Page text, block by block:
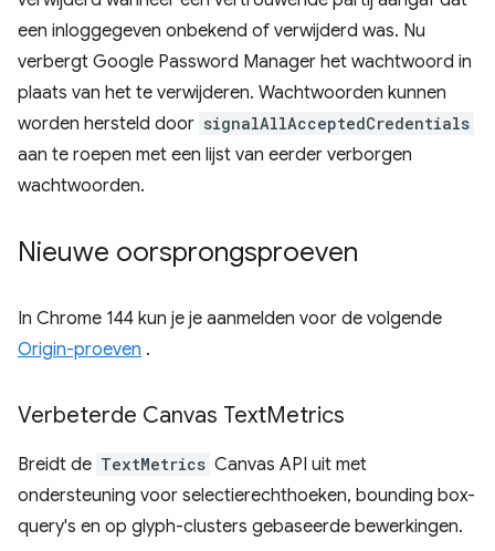
een inloggegeven onbekend of verwijderd was. Nu
verbergt Google Password Manager het wachtwoord in
plaats van het te verwijderen. Wachtwoorden kunnen
worden hersteld door signalAllAcceptedCredentials
aan te roepen met een lijst van eerder verborgen
wachtwoorden.
Nieuwe oorsprongsproeven
In Chrome 144 kun je je aanmelden voor de volgende
Origin-proeven .
Verbeterde Canvas TextMetrics
Breidt de TextMetrics Canvas API uit met
ondersteuning voor selectierechthoeken, bounding box-
query's en op glyph-clusters gebaseerde bewerkingen.